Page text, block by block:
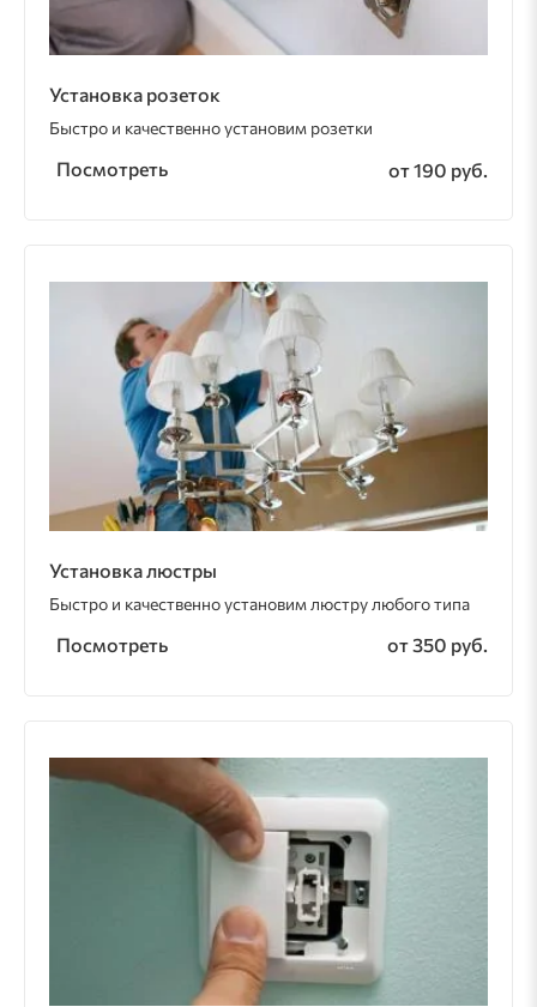
Установка розеток
Быстро и качественно установим розетки
Посмотреть от 190 руб.
Установка люстры
Быстро и качественно установим люстру любого типа
Посмотреть от 350 руб.